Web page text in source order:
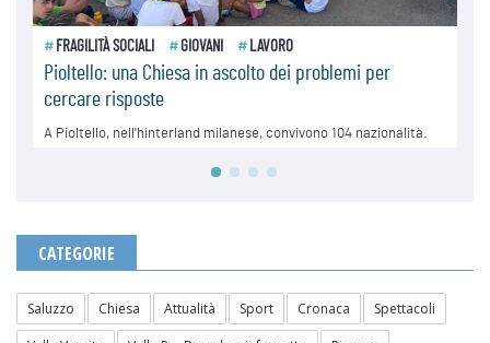
CATEGORIE
Saluzzo Chiesa Attualità Sport Cronaca
Spettacoli